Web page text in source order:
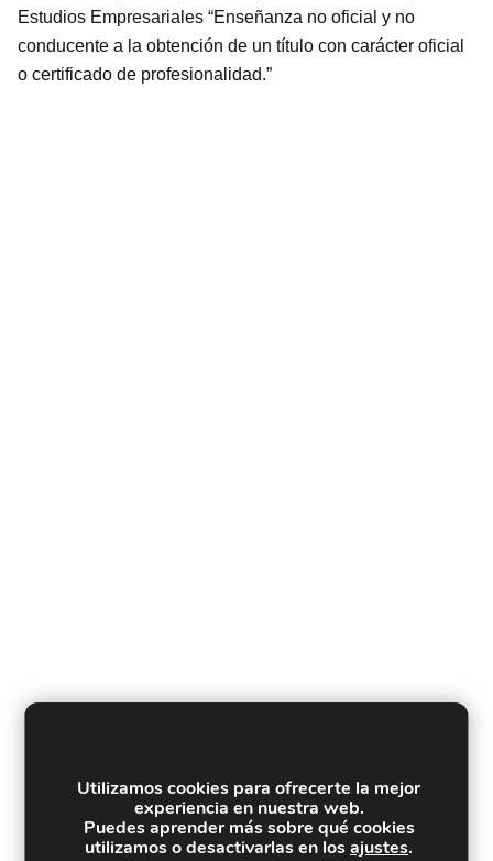
Estudios Empresariales “Enseñanza no oficial y no
conducente a la obtención de un título con carácter oficial
o certificado de profesionalidad.”
Utilizamos cookies para ofrecerte la mejor
experiencia en nuestra web.
Puedes aprender más sobre qué cookies
utilizamos o desactivarlas en losajustes.